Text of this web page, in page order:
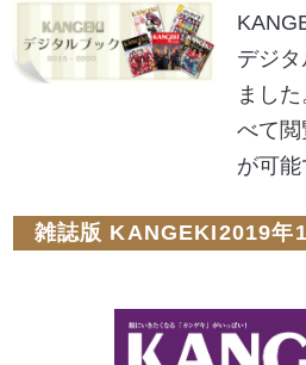
デジ
まし
べて閲
が可能
雑誌版 KANGEKI2019年